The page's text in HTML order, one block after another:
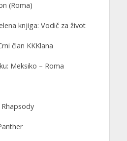
(Roma)
knjiga: Vodič za život
član KKKlana
Meksiko – Roma